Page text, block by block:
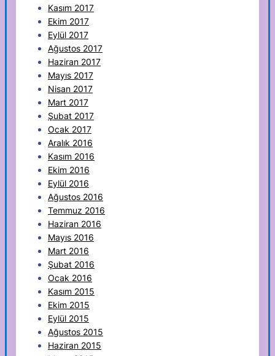
Kasım 2017
Ekim 2017
Eylül 2017
Ağustos 2017
Haziran 2017
Mayıs 2017
Nisan 2017
Mart 2017
Şubat 2017
Ocak 2017
Aralık 2016
Kasım 2016
Ekim 2016
Eylül 2016
Ağustos 2016
Temmuz 2016
Haziran 2016
Mayıs 2016
Mart 2016
Şubat 2016
Ocak 2016
Kasım 2015
Ekim 2015
Eylül 2015
Ağustos 2015
Haziran 2015